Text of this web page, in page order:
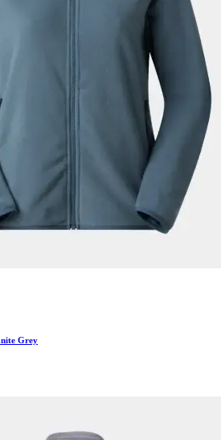
Grey